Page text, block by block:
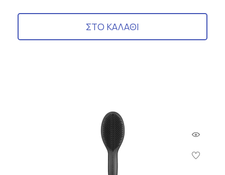
ΣΤΟ ΚΑΛΑΘΙ